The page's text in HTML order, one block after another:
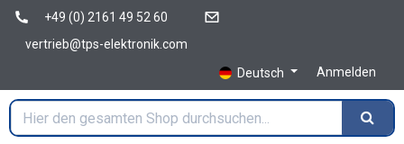
+49 (0) 2161 49 52 60
vertrieb@tps-elektronik.com
Deutsch
Anmelden